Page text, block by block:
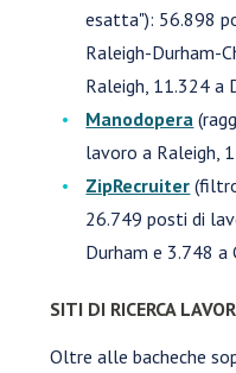
esatta"): 56.898
Raleigh-Durham-
Raleigh, 11.324 a
Manodopera
lavoro a Raleigh,
ZipRecruiter
26.749 posti di
Durham e 3.748 a
SITI DI RICERCA
Oltre alle bacheche